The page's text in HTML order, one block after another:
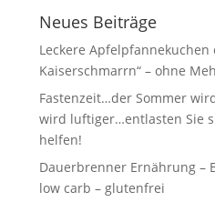
Neues Beiträge
Leckere Apfelpfannekuchen
Kaiserschmarrn“ – ohne
Fastenzeit…der Sommer
wird luftiger…entlasten Sie
helfen!
Dauerbrenner Ernährung –
low carb – glutenfrei